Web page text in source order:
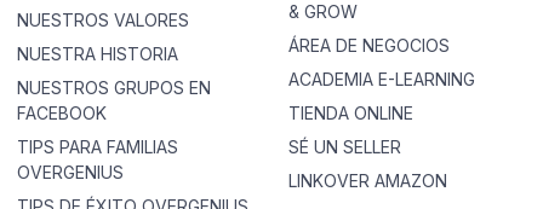
NUESTROS VALORES
NUESTRA HISTORIA
NUESTROS GRUPOS EN
FACEBOOK
TIPS PARA FAMILIAS
OVERGENIUS
& GROW
ÁREA DE NEGOCIOS
ACADEMIA E-LEARNING
TIENDA ONLINE
SÉ UN SELLER
LINKOVER AMAZON